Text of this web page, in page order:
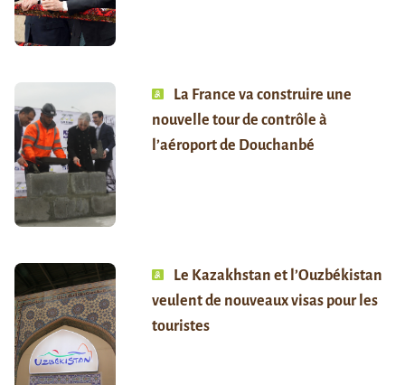
La France va construire une
nouvelle tour de contrôle à
l’aéroport de Douchanbé
Le Kazakhstan et l’Ouzbékistan
veulent de nouveaux visas pour les
touristes